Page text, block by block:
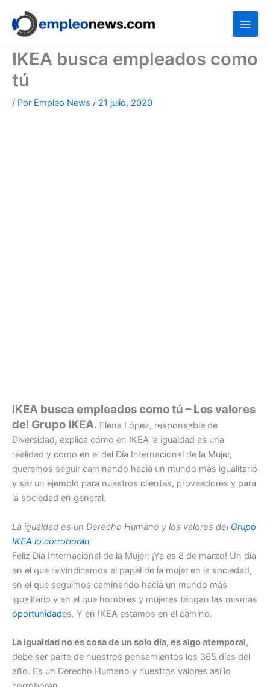
contenido
IKEA busca empleados como
tú
/ Por Empleo News / 21 julio, 2020
IKEA busca empleados como tú – Los valores
del Grupo IKEA. Elena López, responsable de
Diversidad, explica cómo en IKEA la igualdad es una
realidad y como en el del Día Internacional de la Mujer,
queremos seguir caminando hacia un mundo más igualitario
y ser un ejemplo para nuestros clientes, proveedores y para
la sociedad en general.
La igualdad es un Derecho Humano y los valores del Grupo
IKEA lo corroboran
Feliz Día Internacional de la Mujer: ¡Ya es 8 de marzo! Un día
en el que reivindicamos el papel de la mujer en la sociedad,
en el que seguimos caminando hacia un mundo más
igualitario y en el que hombres y mujeres tengan las mismas
oportunidades. Y en IKEA estamos en el camino.
La igualdad no es cosa de un solo día, es algo atemporal,
debe ser parte de nuestros pensamientos los 365 días del
año. Es un Derecho Humano y nuestros valores así lo